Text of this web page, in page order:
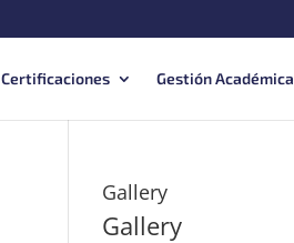
Certificaciones Gestión Académica
Gallery
Gallery